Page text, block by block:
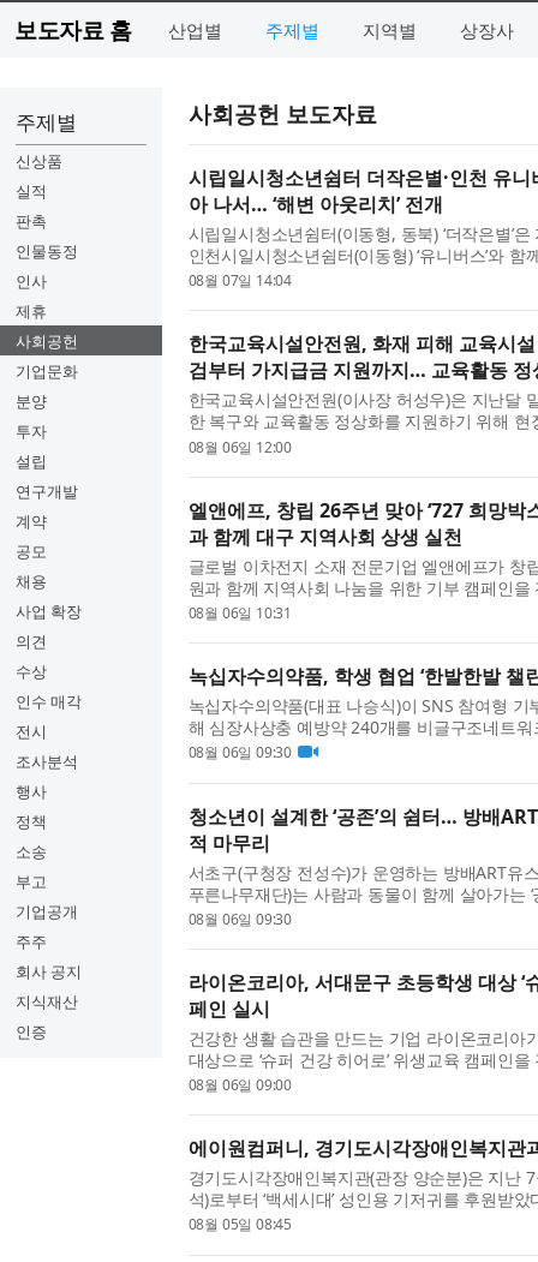
보도자료 홈 산업별 주제별 지역별 상장사
주제별
신상품
실적
판촉
인물동정
인사
제휴
사회공헌
기업문화
분양
투자
설립
연구개발
계약
공모
채용
사업 확장
의견
수상
인수 매각
전시
조사분석
행사
정책
소송
부고
기업공개
주주
회사 공지
지식재산
인증
사회공헌 보도자료
시립일시청소년쉼터 더작은별·인천 유
아 나서… ‘해변 아웃리치’ 전개
시립일시청소년쉼터(이동형, 동북) ‘더작은별’
인천시일시청소년쉼터(이동형) ‘유니버스’와
가출 예방과 청소년쉼터 인식 개선을 위한 기관
08월 07일 14:04
한국교육시설안전원, 화재 피해 교육시
검부터 가지급금 지원까지… 교육활동 정
한국교육시설안전원(이사장 허성우)은 지난달
한 복구와 교육활동 정상화를 지원하기 위해
대응에 나섰다고 밝혔다. 허성우 한국교육시설
08월 06일 12:00
엘앤에프, 창립 26주년 맞아 ‘727 희망
과 함께 대구 지역사회 상생 실천
글로벌 이차전지 소재 전문기업 엘앤에프가 창
원과 함께 지역사회 나눔을 위한 기부 캠페인
청에서 공식 물품 기탁식을 진행했다고 밝혔다.
08월 06일 10:31
녹십자수의약품, 학생 협업 ‘한발한발 챌
녹십자수의약품(대표 나승식)이 SNS 참여형 기
해 심장사상충 예방약 240개를 비글구조네트
다. ‘한발한발 챌린지’는 페이스튼국제학교 학생
08월 06일 09:30
청소년이 설계한 ‘공존’의 쉼터… 방배
적 마무리
서초구(구청장 전성수)가 운영하는 방배ART유
푸른나무재단)는 사람과 동물이 함께 살아가는
술 사회공헌 프로젝트 ‘뚝딱공작소’를 성공적으
08월 06일 09:30
라이온코리아, 서대문구 초등학생 대상 ‘
페인 실시
건강한 생활 습관을 만드는 기업 라이온코리아
대상으로 ‘슈퍼 건강 히어로’ 위생교육 캠페인
맞아 기획한 이번 프로그램은 라이온코리아와
08월 06일 09:00
에이원컴퍼니, 경기도시각장애인복지관
경기도시각장애인복지관(관장 양순분)은 지난
석)로부터 ‘백세시대’ 성인용 기저귀를 후원받
컴퍼니와 경기도시각장애인복지관이 함께하는
08월 05일 08:45